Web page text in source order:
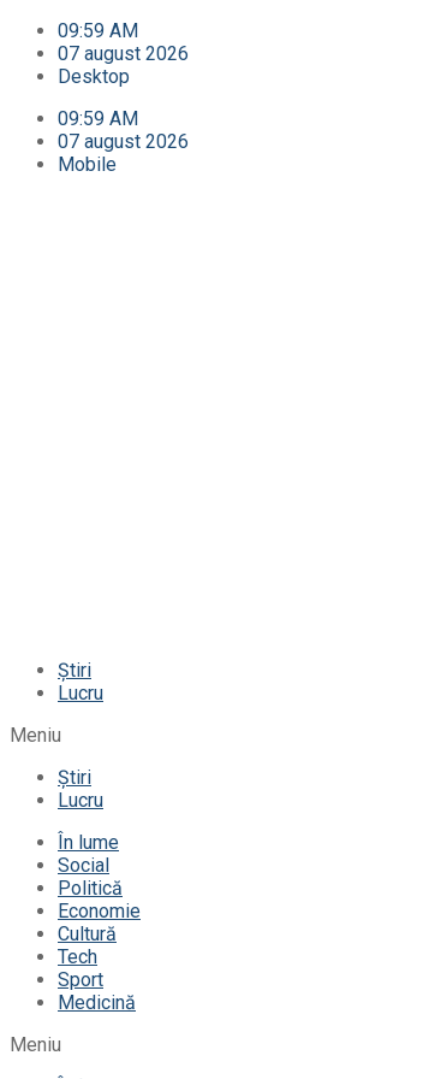
09:59 AM
07 august 2026
Desktop
09:59 AM
07 august 2026
Mobile
Știri
Lucru
Meniu
Știri
Lucru
În lume
Social
Politică
Economie
Cultură
Tech
Sport
Medicină
Meniu